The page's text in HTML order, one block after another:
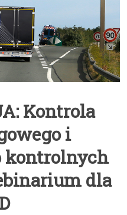
Kontrola
i
kontrolnych
dla